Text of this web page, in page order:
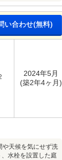
い合わせ(無料)
2024年5月
(築2年4ヶ月)
天候を気にせず洗
水栓を設置した庭